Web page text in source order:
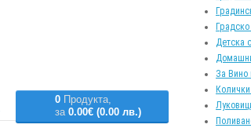
0 Продукта,
за 0.00€ (0.00 лв.)
Детска
За Вино